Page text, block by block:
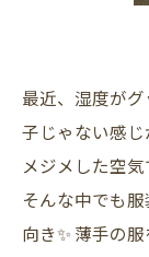
最近、湿度が
子じゃない感
メジメした空
そんな中でも
向き✨ 薄手の